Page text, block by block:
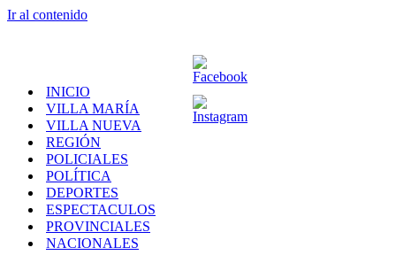
Ir al contenido
INICIO
VILLA MARÍA
VILLA NUEVA
REGIÓN
POLICIALES
POLÍTICA
DEPORTES
ESPECTACULOS
PROVINCIALES
NACIONALES